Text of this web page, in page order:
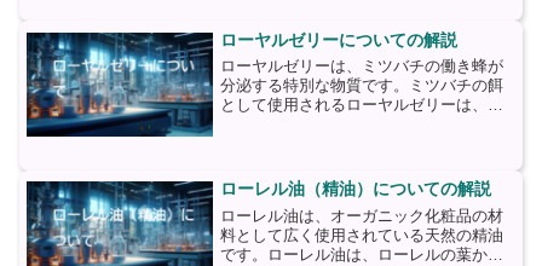
一般的です。植物油は、...
ローヤルゼリーについての解説
ローヤルゼリーは、ミツバチの働き蜂が
分泌する特別な物質です。ミツバチの餌
として使用されるローヤルゼリーは、ミ
性成分を含んでおり、その...
ローレル油（精油）についての解説
ローレル油は、オーガニック化粧品の材
料として広く使用されている天然の精油
です。ローレル油は、ローレルの葉から